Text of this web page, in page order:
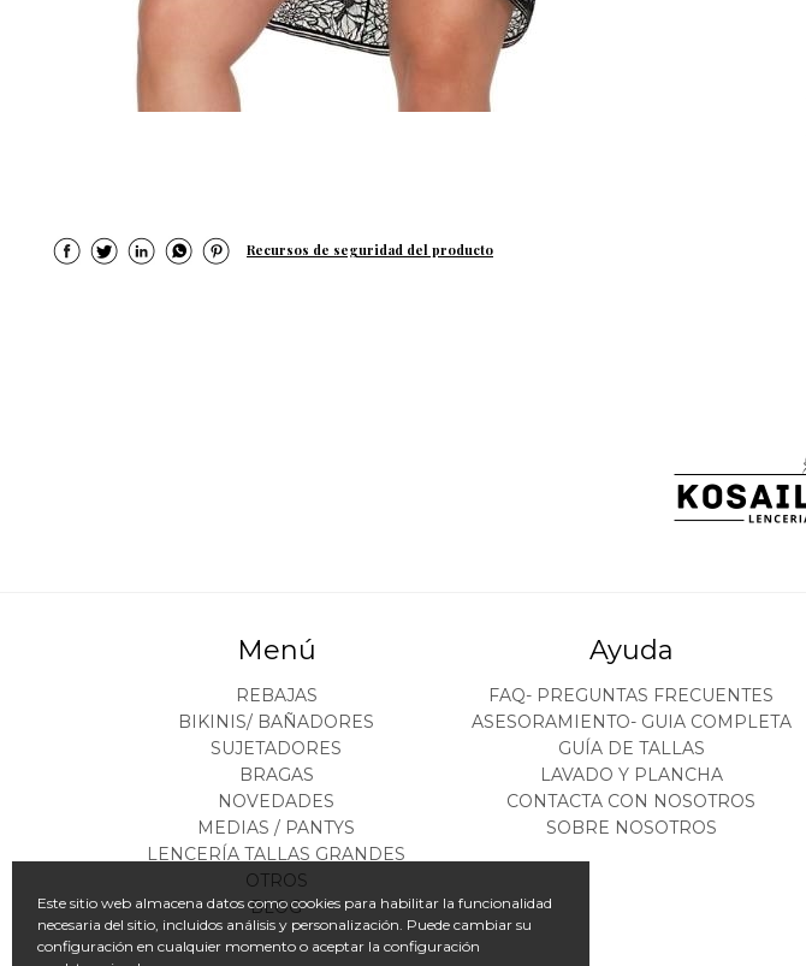
Recursos de seguridad del producto
Menú
REBAJAS
BIKINIS/ BAÑADORES
SUJETADORES
BRAGAS
NOVEDADES
MEDIAS / PANTYS
LENCERÍA TALLAS GRANDES
OTROS
BLOG
Ayuda
FAQ- PREGUNTAS FRECUENTES
ASESORAMIENTO- GUIA COMPLETA
GUÍA DE TALLAS
LAVADO Y PLANCHA
CONTACTA CON NOSOTROS
SOBRE NOSOTROS
Este sitio web almacena datos como cookies para habilitar la funcionalidad
necesaria del sitio, incluidos análisis y personalización. Puede cambiar su
configuración en cualquier momento o aceptar la configuración